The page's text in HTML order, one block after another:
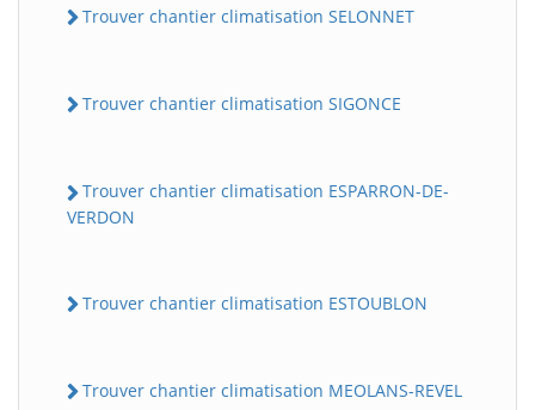
Trouver chantier climatisation SELONNET
Trouver chantier climatisation SIGONCE
Trouver chantier climatisation ESPARRON-DE-
VERDON
Trouver chantier climatisation ESTOUBLON
Trouver chantier climatisation MEOLANS-REVEL